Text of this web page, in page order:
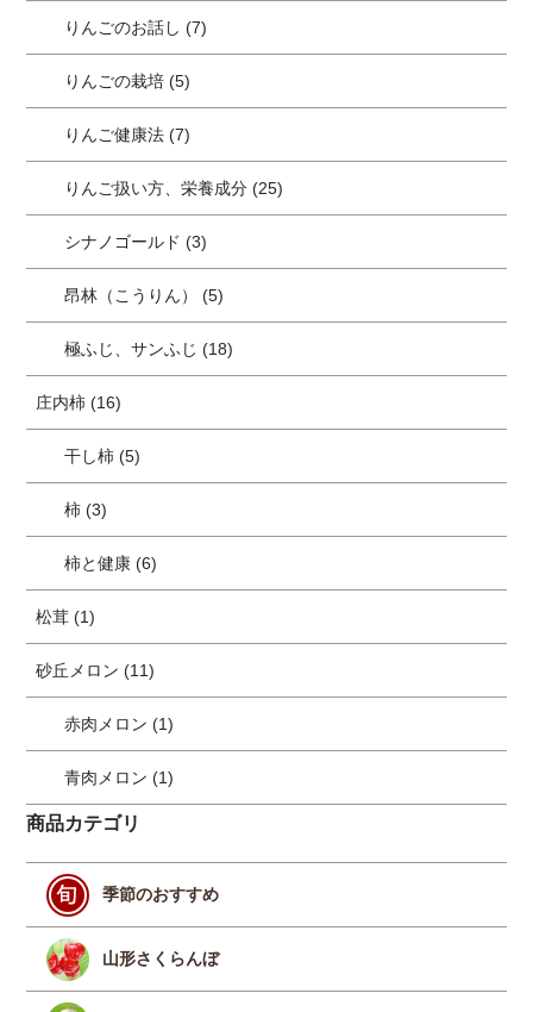
りんごのお話し (7)
りんごの栽培 (5)
りんご健康法 (7)
りんご扱い方、栄養成分 (25)
シナノゴールド (3)
昂林（こうりん） (5)
極ふじ、サンふじ (18)
庄内柿 (16)
干し柿 (5)
柿 (3)
柿と健康 (6)
松茸 (1)
砂丘メロン (11)
赤肉メロン (1)
青肉メロン (1)
商品カテゴリ
季節のおすすめ
山形さくらんぼ